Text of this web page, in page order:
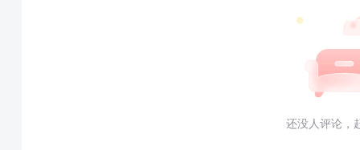
还没人评论，